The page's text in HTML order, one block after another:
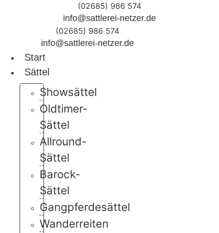
(02685) 986 574
info@sattlerei-netzer.de
(02685) 986 574
info@sattlerei-netzer.de
Start
Sättel
Showsättel
Oldtimer-
Sättel
Allround-
Sättel
Barock-
Sättel
Gangpferdesättel
Wanderreiten